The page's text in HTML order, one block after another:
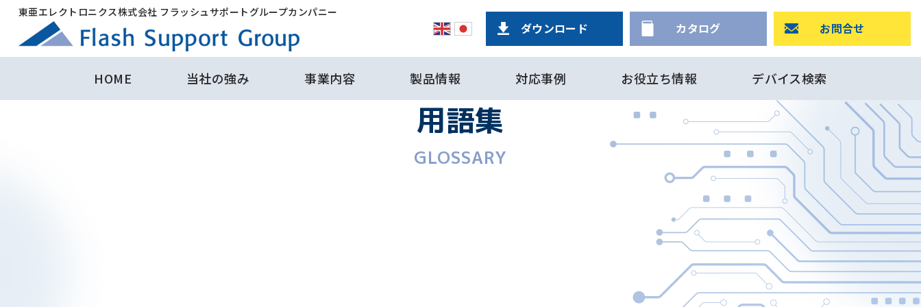
東亜エレクトロニクス株式会社 フラッシュサポートグループカンパニー
ダウンロード カタログ お問合せ
HOME 当社の強み 事業内容 製品情報 対応事例 お役立ち情報 デバイス検索
用語集
GLOSSARY